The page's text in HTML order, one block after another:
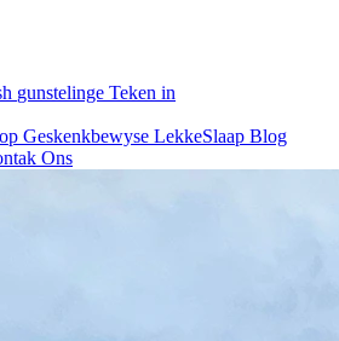
gunstelinge Teken in
Geskenkbewyse LekkeSlaap Blog
Ons